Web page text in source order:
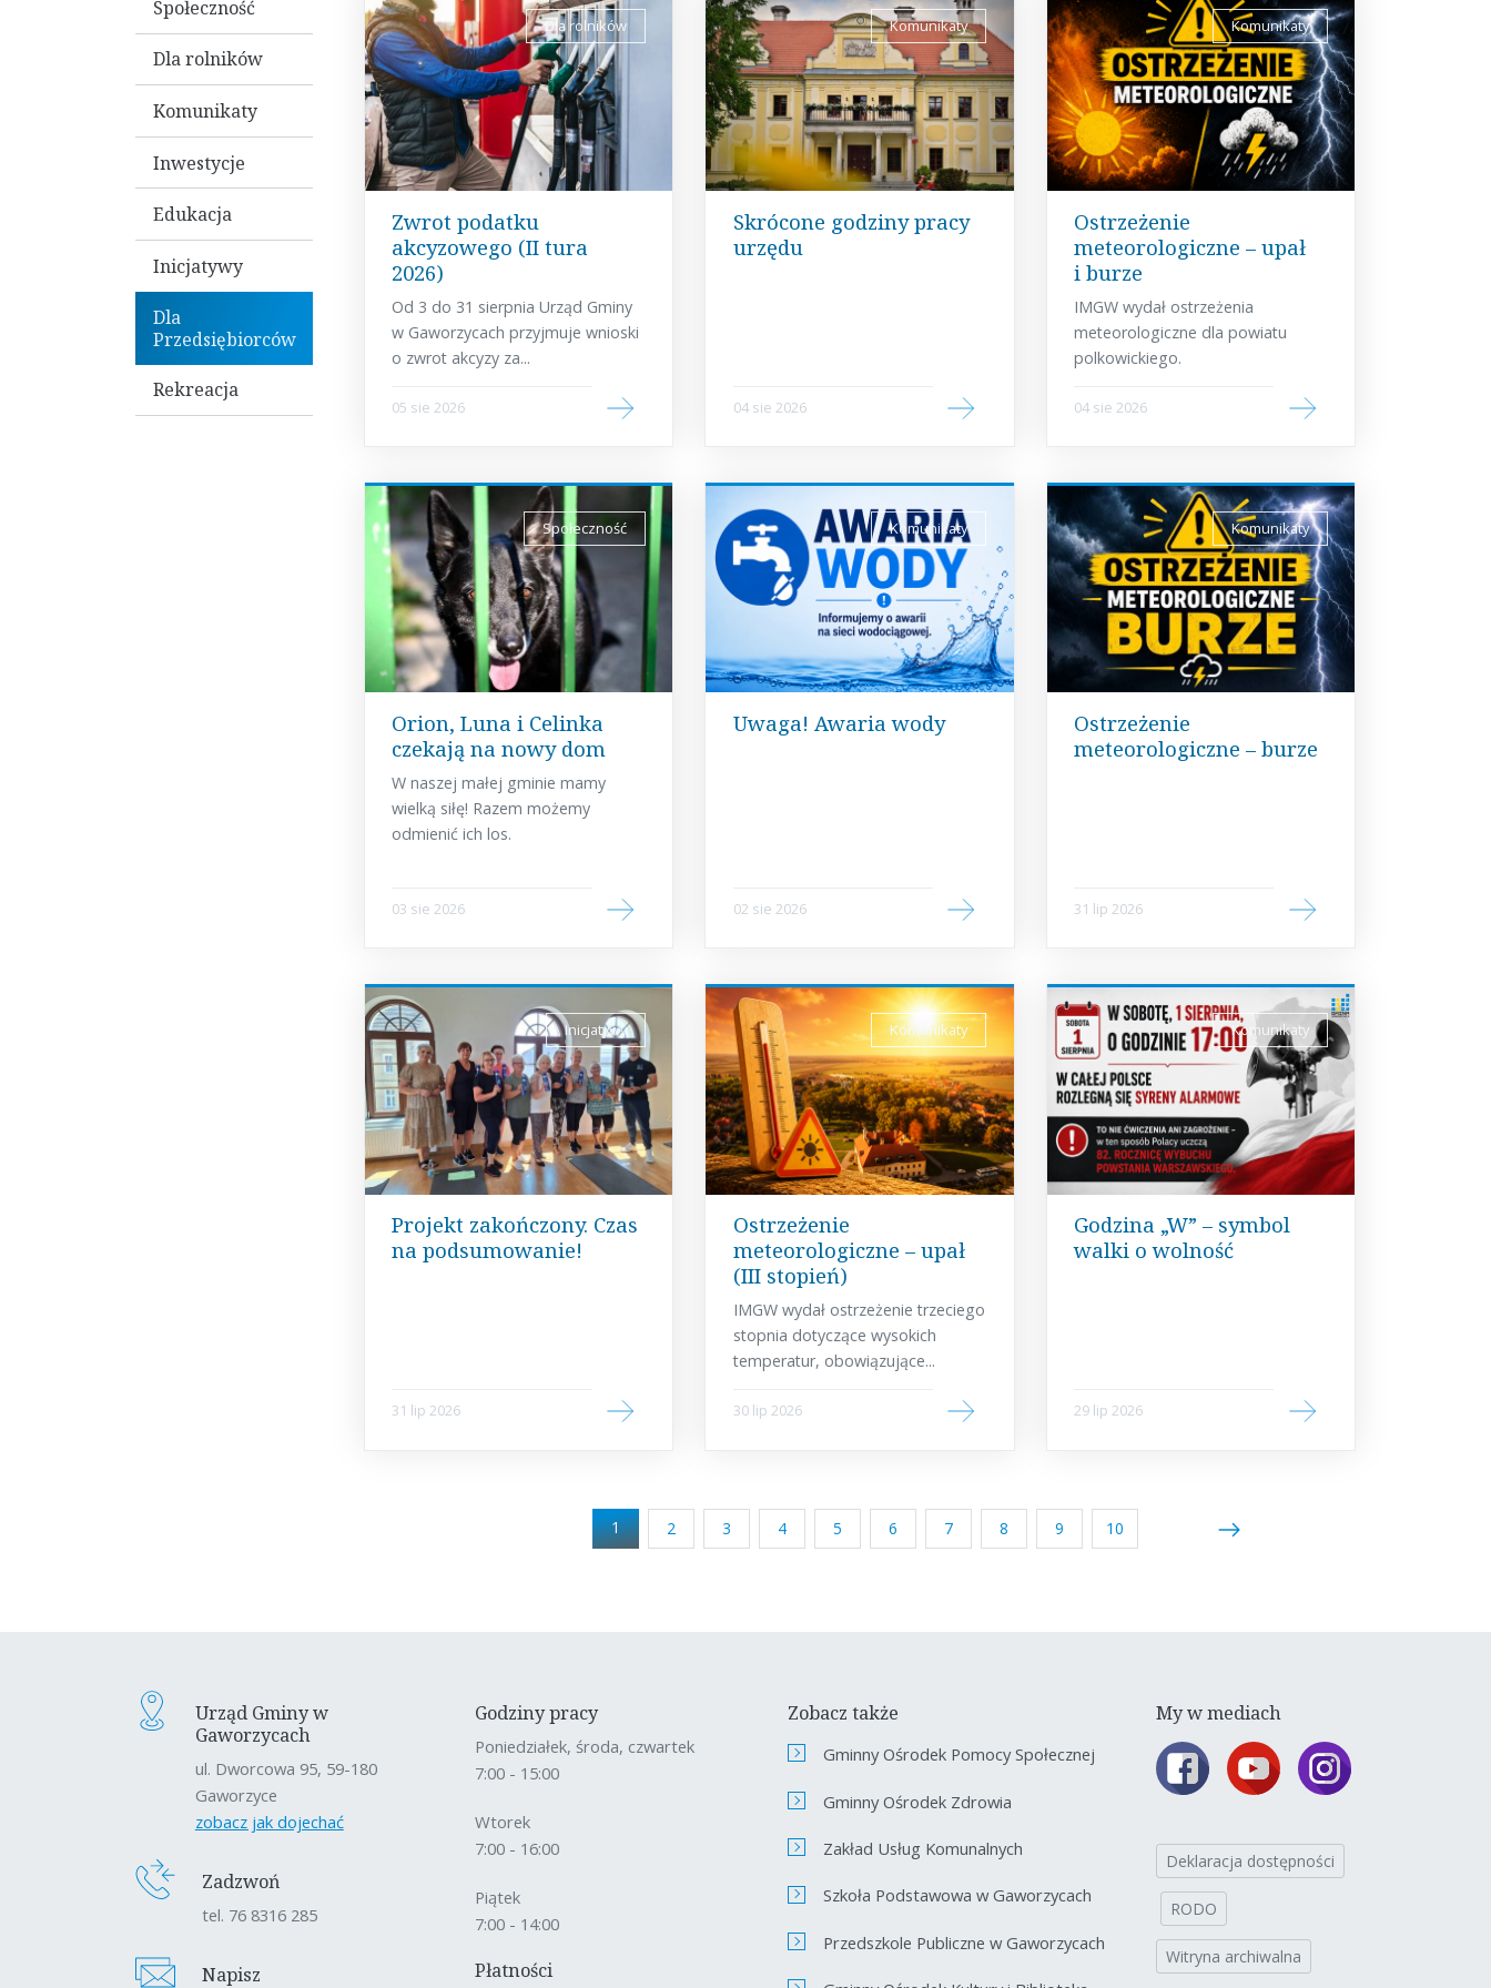
Społeczność
Dla rolników
Komunikaty
Inwestycje
Edukacja
Inicjatywy
Dla
Przedsiębiorców
Rekreacja
Dla rolników
Zwrot podatku
akcyzowego (II tura
2026)
Od 3 do 31 sierpnia Urząd Gminy
w Gaworzycach przyjmuje wnioski
o zwrot akcyzy za...
05 sie 2026
Komunikaty
Skrócone godziny pracy
urzędu
04 sie 2026
Komunikaty
Ostrzeżenie
meteorologiczne – upał
i burze
IMGW wydał ostrzeżenia
meteorologiczne dla powiatu
polkowickiego.
04 sie 2026
Społeczność
Orion, Luna i Celinka
czekają na nowy dom
W naszej małej gminie mamy
wielką siłę! Razem możemy
odmienić ich los.
03 sie 2026
Komunikaty
Uwaga! Awaria wody
02 sie 2026
Komunikaty
Ostrzeżenie
meteorologiczne – burze
31 lip 2026
Inicjatywy
Projekt zakończony. Czas
na podsumowanie!
31 lip 2026
Komunikaty
Ostrzeżenie
meteorologiczne – upał
(III stopień)
IMGW wydał ostrzeżenie trzeciego
stopnia dotyczące wysokich
temperatur, obowiązujące...
30 lip 2026
Komunikaty
Godzina „W” – symbol
walki o wolność
29 lip 2026
1
2 3 4 5 6 7 8 9 10
Urząd Gminy w
Gaworzycach
ul. Dworcowa 95, 59-180
Gaworzyce
zobacz jak dojechać
Zadzwoń
tel. 76 8316 285
Napisz
Godziny pracy
Poniedziałek, środa, czwartek
7:00 - 15:00
Wtorek
7:00 - 16:00
Piątek
7:00 - 14:00
Płatności
Zobacz także
Gminny Ośrodek Pomocy Społecznej
Gminny Ośrodek Zdrowia
Zakład Usług Komunalnych
Szkoła Podstawowa w Gaworzycach
Przedszkole Publiczne w Gaworzycach
My w mediach
Deklaracja dostępności
RODO
Witryna archiwalna